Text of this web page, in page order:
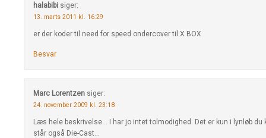
halabibi siger:
13. marts 2011 kl. 16:29
er der koder til need for speed ondercover til X BOX
Besvar
Marc Lorentzen siger:
24. november 2009 kl. 23:18
Læs hele beskrivelse… I har jo intet tolmodighed. Det er kun i lynløb du
står også Die-Cast…